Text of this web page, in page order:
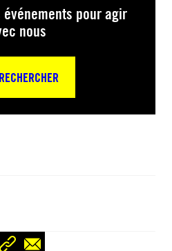
événements pour agir
nous
RECHERCHER